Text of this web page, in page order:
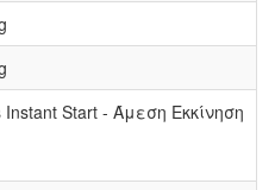
Instant Start - Άμεση Εκκίνηση